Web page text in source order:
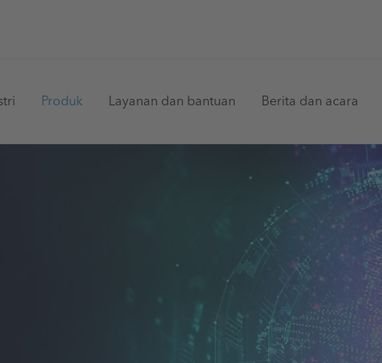
Produk Layanan dan bantuan Berita dan acara